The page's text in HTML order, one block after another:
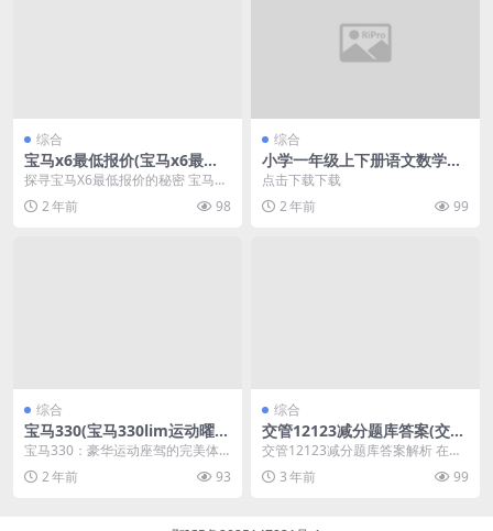
综合
宝马x6最低报价(宝马x6最高
配多少钱)
探寻宝马X6最低报价的秘密 宝马X6
概述 作为豪华SUV市场的领军者，
宝马X6以...
2 年前 98
综合
小学一年级上下册语文数学英
语练习题
点击下载下载
2 年前
99
综合
宝马330(宝马330lim运动曜夜
版落地价2023)
宝马330：豪华运动座驾的完美体
现 宝马330是宝马品牌在中高端车
系中的一款代表...
2 年前 93
综合
交管12123减分题库答案(交管
12123学法减分题库及答案)
交管12123减分题库答案解析 在驾
驶员考试中，交管12123减分的题
目是考生必...
3 年前 99